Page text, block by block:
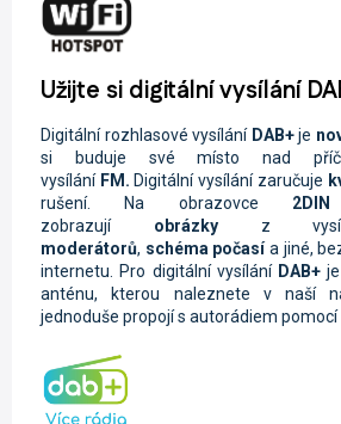
Užijte si digitální vysílání
Digitální rozhlasové vysílání DAB+je
si buduje své místo nad
vysílání FM. Digitální vysílání zaručuje
rušení. Na obrazovce
zobrazují obrázkyz
moderátorů, schéma počasía jiné,
internetu. Pro digitální vysílání DAB+
anténu, kterou naleznete v naší
jednoduše propojí s autorádiem pomocí